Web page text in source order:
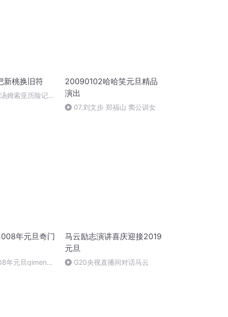
新桃换旧符
汤姆索亚历险记
20090102哈哈笑元旦精品
演出
07.刘文步 郑福山 窦公训女
年元旦奇门
年元旦qimen面
马云励志演讲喜庆迎接2019
元旦
G20央视直播间对话马云